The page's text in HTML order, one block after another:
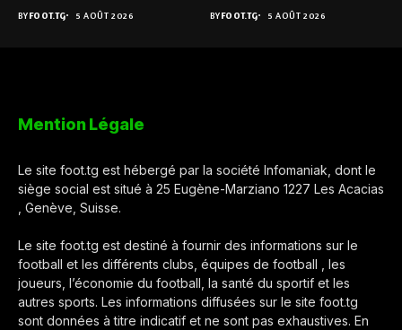
BYFOOT.TG 5 AOÛT 2026 BYFOOT.TG 5 AOÛT 2026
Mention Légale
Le site foot.tg est hébergé par la société Infomaniak, dont le
siège social est situé à 25 Eugène-Marziano 1227 Les Acacias
, Genève, Suisse.
Le site foot.tg est destiné à fournir des informations sur le
football et les différents clubs, équipes de football , les
joueurs, l’économie du football, la santé du sportif et les
autres sports. Les informations diffusées sur le site foot.tg
sont données à titre indicatif et ne sont pas exhaustives. En